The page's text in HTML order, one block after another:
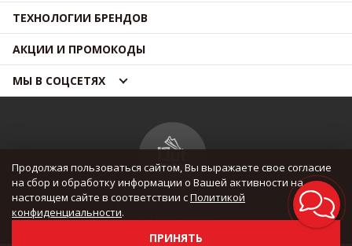
ТЕХНОЛОГИИ БРЕНДОВ
АКЦИИ И ПРОМОКОДЫ
МЫ В СОЦСЕТЯХ
© OUTMAXSHOP 2012 — 2026
Продолжая пользоваться сайтом, Вы выражаете свое согласие
на сбор и обработку информации о Вашей активности на
настоящем сайте в соответствии сПолитикой
конфиденциальности.
ПРИНЯТЬ